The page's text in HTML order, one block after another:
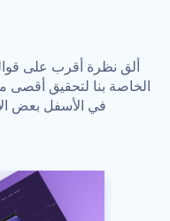
ألق نظرة أقرب على
الخاصة بنا لتحقيق أقصى
في الأسفل بعض